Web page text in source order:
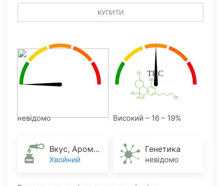
КУПИТИ
невідомо Високий – 16 – 19%
Вкус, Аромат
Хвойний
Генетика
невідомо